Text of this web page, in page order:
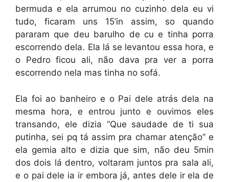
bermuda e ela arrumou no cuzinho dela eu vi
tudo, ficaram uns 15’in assim, so quando
pararam que deu barulho de cu e tinha porra
escorrendo dela. Ela lá se levantou essa hora, e
o Pedro ficou ali, não dava pra ver a porra
escorrendo nela mas tinha no sofá.
Ela foi ao banheiro e o Pai dele atrás dela na
mesma hora, e entrou junto e ouvimos eles
transando, ele dizia “Que saudade de ti sua
putinha, sei pq tá assim pra chamar atenção” e
ela gemia alto e dizia que sim, não deu 5min
dos dois lá dentro, voltaram juntos pra sala ali,
e o pai dele ia ir embora já, antes dele ir ela de